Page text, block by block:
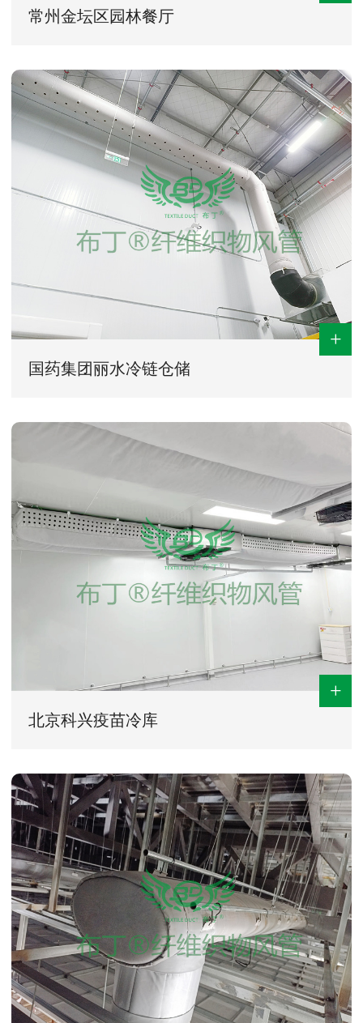
常州金坛区园林餐厅
+
国药集团丽水冷链仓储
+
北京科兴疫苗冷库